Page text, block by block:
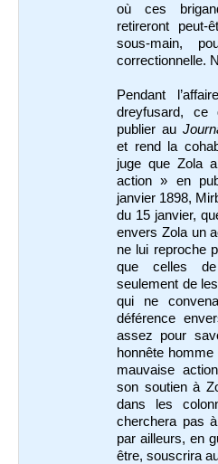
où ces
retireront peut-
sous-main,
correctionnelle.
Pendant
dreyfusard, ce
publier au
et rend la
juge que Zola
action » en
janvier 1898,
du 15 janvier,
envers Zola un
ne lui reproche
que celles
seulement de
qui ne
déférence
assez pour
honnête
mauvaise
son soutien à
dans les
cherchera pas
par ailleurs, en
être, souscrira